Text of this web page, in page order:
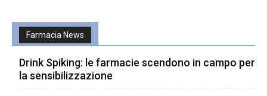
Farmacia News
Drink Spiking: le farmacie scendono in campo per
la sensibilizzazione